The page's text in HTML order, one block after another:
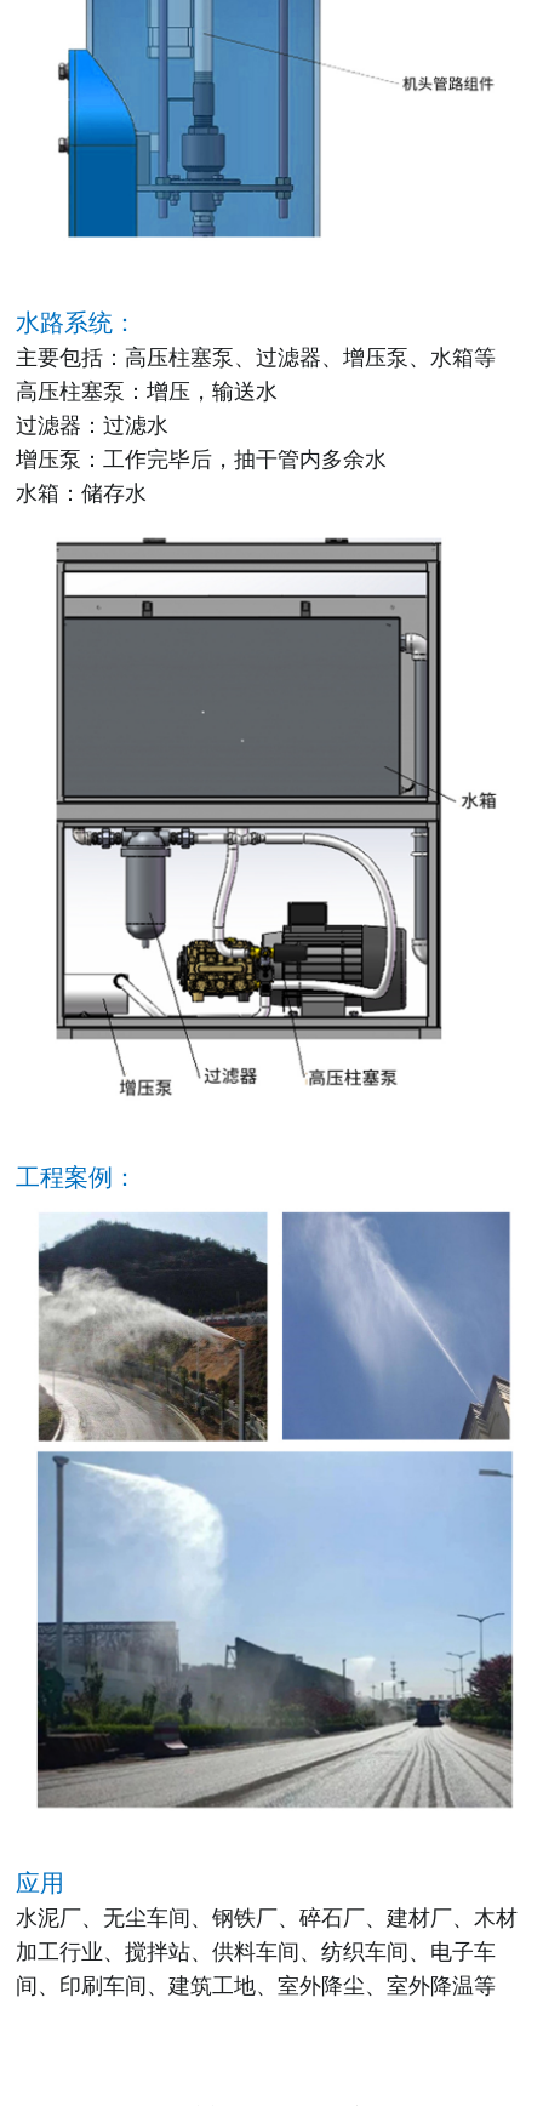
水路系统：
主要包括：高压柱塞泵、过滤器、增压泵、水箱等
高压柱塞泵：增压，输送水
过滤器：过滤水
增压泵：工作完毕后，抽干管内多余水
水箱：储存水
工程案例：
应用
水泥厂、无尘车间、钢铁厂、碎石厂、建材厂、木材
加工行业、搅拌站、供料车间、纺织车间、电子车
间、印刷车间、建筑工地、室外降尘、室外降温等